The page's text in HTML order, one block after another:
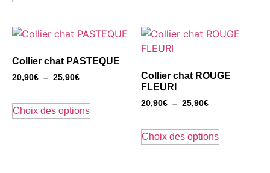
Collier chat PASTEQUE
20,90€ – 25,90€
Choix des options
Collier chat ROUGE
FLEURI
20,90€ – 25,90€
Choix des options